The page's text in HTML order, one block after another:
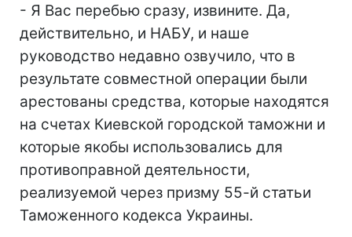
- Я Вас перебью сразу, извините. Да,
действительно, и НАБУ, и наше
руководство недавно озвучило, что в
результате совместной операции были
арестованы средства, которые находятся
на счетах Киевской городской таможни и
которые якобы использовались для
противоправной деятельности,
реализуемой через призму 55-й статьи
Таможенного кодекса Украины.